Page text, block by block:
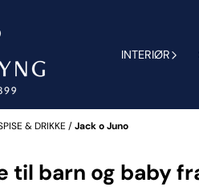
INTERIØR
& DRIKKE /Jack o Juno
til barn og baby